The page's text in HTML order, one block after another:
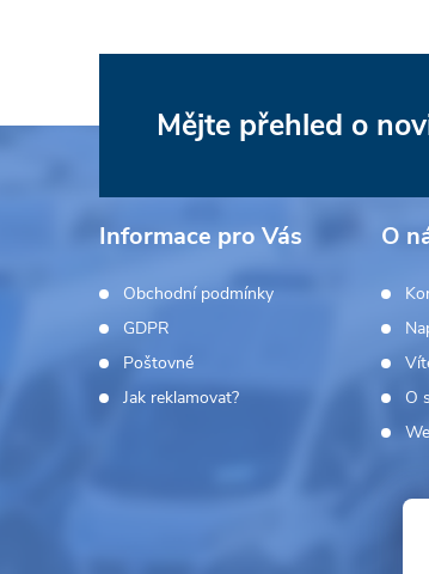
Z
t
Mějte přehled o
Informace pro Vás
Obchodní podmínky
GDPR
Poštovné
Jak reklamovat?
O
O